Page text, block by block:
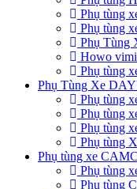
Phụ tùng
Phụ tùng
Phụ Tùng
Howo
Phụ tùng
Phụ Tùng Xe
Phụ tùng
Phụ tùng
Phụ tùng
Phụ tùng
Phụ tùng xe CAMC
Phụ tùng
Phụ tùng